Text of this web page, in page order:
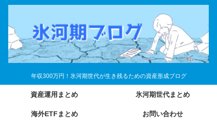
年収300万円！氷河期世代が生き残るための資産形成ブログ
資産運用まとめ 氷河期世代まとめ
海外ETFまとめ お問い合わせ